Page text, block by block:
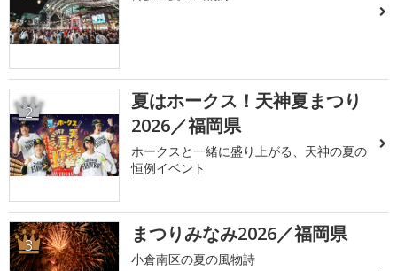
2
夏はホークス！天神夏まつり
2026／福岡県
ホークスと一緒に盛り上がる、天神の夏の
恒例イベント
3 まつりみなみ2026／福岡県
小倉南区の夏の風物詩